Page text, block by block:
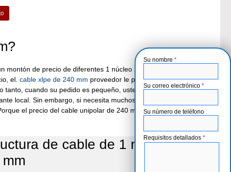
de precio de diferentes 1 núcleo 240mm proveedores de
el. cable xlpe de 240 mm proveedor le puede dar el precio de
cuando su pedido es pequeño, usted puede comprar 1
local. Sin embargo, si necesita muchos
el precio del cable unipolar de 240 mm en otros países es
de cable de 1 núcleo de
Su nombre *
Su correo electrónico *
Su número de teléfono
Requisitos detallados *